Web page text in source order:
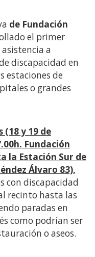
de Fundación
el primer
a
discapacidad en
estaciones de
o grandes
(18 y 19 de
Fundación
la Estación Sur de
Álvaro 83),
con discapacidad
recinto hasta las
paradas en
como podrían ser
o aseos.